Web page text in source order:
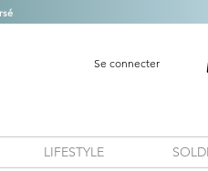
Se connecter
LIFESTYLE